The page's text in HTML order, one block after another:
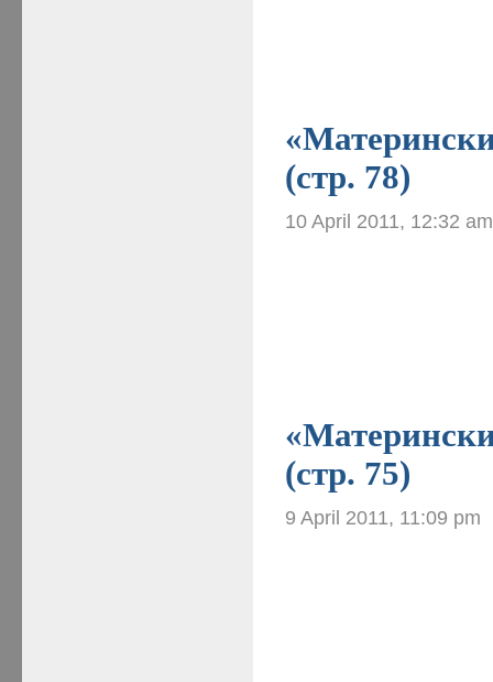
(стр. 78)
10 April 2011, 12:32 am
(стр. 75)
9 April 2011, 11:09 pm